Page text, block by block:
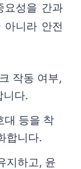
요성을 간과
니라 안전
작동 여부,
니다.
대 등을 착
합니다.
지하고, 윤